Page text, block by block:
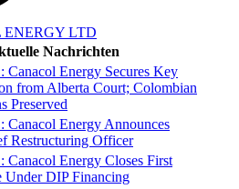
ENERGY LTD
Nachrichten
Canacol Energy Secures Key
from Alberta Court; Colombian
Preserved
Canacol Energy Announces
Restructuring Officer
Canacol Energy Closes First
Under DIP Financing